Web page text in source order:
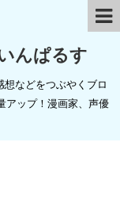
んぱるす
想などをつぶやくブロ
アップ！漫画家、声優